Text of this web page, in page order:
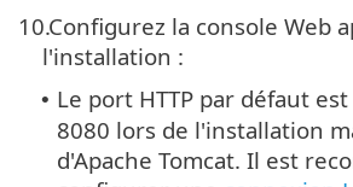
10.Configurez la console Web
l'installation :
• Le port HTTP par défaut
8080 lors de l'installation
d'Apache Tomcat. Il est